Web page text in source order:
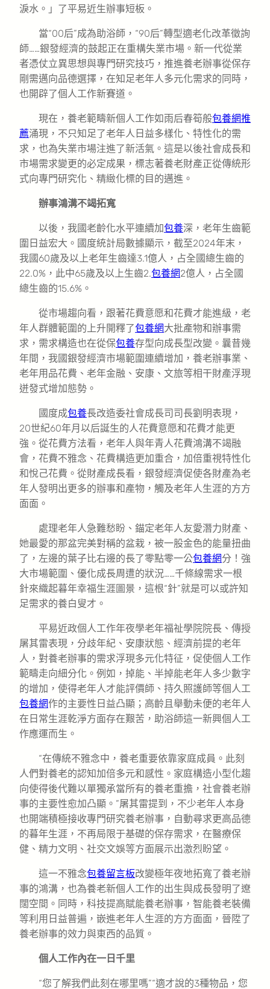
淚水。」了平易近生辦事短板。
當“00后”成為助浴師，“90后”轉型適老化改革徵詢
師……銀發經濟的鼓起正在重構失業市場。新一代從業
者憑仗立異思想與專門研究技巧，推進養老辦事從保存
剛需邁向品德選擇，在知足老年人多元化需求的同時，
也開辟了個人工作新賽道。
現在，養老範疇新個人工作如雨后春筍般包養網推
薦涌現，不只知足了老年人日益多樣化、特性化的需
求，也為失業市場注進了新活氣。這是以後社會成長和
市場需求變更的必定成果，標志著養老財產正從傳統形
式向專門研究化、精緻化標的目的邁進。
辦事鴻溝不竭拓寬
以後，我國老齡化水平連續加包養深，老年生齒範
圍日益宏大。國度統計局數據顯示，截至2024年末，
我國60歲及以上老年生齒達3.1億人，占全國總生齒的
22.0%，此中65歲及以上生齒2.包養網2億人，占全國
總生齒的15.6%。
從市場趨向看，跟著花費意愿和花費才能進級，老
年人群體範圍的上升開釋了包養網大批產物和辦事需
求，需求構造也在從保包養存型向成長型改變。曩昔幾
年間，我國銀發經濟市場範圍連續增加，養老辦事業、
老年用品花費、老年金融、安康、文旅等相干財產浮現
迸發式增加態勢。
國度成包養長改造委社會成長司司長劉明表現，
20世紀60年月以后誕生的人花費意愿和花費才能更
強。從花費方法看，老年人與年青人花費鴻溝不竭融
會，花費不雅念、花費構造更加重合，加倍重視特性化
和悅己花費。從財產成長看，銀發經濟促使各財產為老
年人發明出更多的辦事和產物，觸及老年人生涯的方方
面面。
處理老年人急難愁盼、錨定老年人友愛潛力財產、
她最愛的那盆完美對稱的盆栽，被一股金色的能量扭曲
了，左邊的葉子比右邊的長了零點零一公包養網分！強
大市場範圍、優化成長周遭的狀況……千條線需求一根
針來織起暮年幸福生涯圖景，這根“針”就是可以或許知
足需求的養白叟才。
平易近政個人工作年夜學老年福祉學院院長、傳授
屠其雷表現，分歧年紀、安康狀態、經濟前提的老年
人，對養老辦事的需求浮現多元化特征，促使個人工作
範疇走向細分化。例如，掉能、半掉能老年人多少數字
的增加，使得老年人才能評價師、持久照護師等個人工
包養網作的主要性日益凸顯；高齡且舉動未便的老年人
在日常生涯乾淨方面存在艱苦，助浴師這一新興個人工
作應運而生。
“在傳統不雅念中，養老重要依靠家庭成員。此刻
人們對養老的認知加倍多元和感性。家庭構造小型化趨
向使得後代難以單獨承當所有的養老重擔，社會養老辦
事的主要性愈加凸顯。”屠其雷提到，不少老年人本身
也開端積極接收專門研究養老辦事，自動尋求更高品德
的暮年生涯，不再局限于基礎的保存需求，在醫療保
健、精力文明、社交文娛等方面展示出激烈盼望。
這一不雅念包養留言板改變極年夜地拓寬了養老辦
事的鴻溝，也為養老新個人工作的出生與成長發明了遼
闊空間。同時，科技提高賦能養老辦事，智能養老裝備
等利用日益普遍，嵌進老年人生涯的方方面面，晉陞了
養老辦事的效力與東西的品質。
個人工作內在一日千里
“您了解我們此刻在哪里嗎”“適才說的3種物品，您